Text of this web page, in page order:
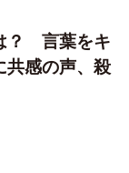
？ 言葉をキ
共感の声、殺